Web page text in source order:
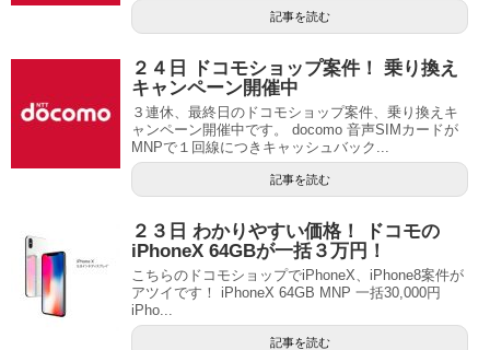
記事を読む
２４日 ドコモショップ案件！ 乗り換え
キャンペーン開催中
３連休、最終日のドコモショップ案件、乗り換えキ
ャンペーン開催中です。 docomo 音声SIMカードが
MNPで１回線につきキャッシュバック...
記事を読む
２３日 わかりやすい価格！ ドコモの
iPhoneX 64GBが一括３万円！
こちらのドコモショップでiPhoneX、iPhone8案件が
アツイです！ iPhoneX 64GB MNP 一括30,000円
iPho...
記事を読む